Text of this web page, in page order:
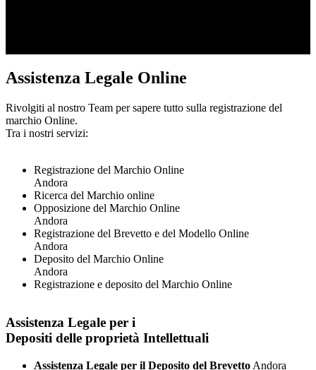
Assistenza Legale Online
Rivolgiti al nostro Team per sapere tutto sulla registrazione del
marchio Online.
Tra i nostri servizi:
Registrazione del Marchio Online
Andora
Ricerca del Marchio online
Opposizione del Marchio Online
Andora
Registrazione del Brevetto e del Modello Online
Andora
Deposito del Marchio Online
Andora
Registrazione e deposito del Marchio Online
Assistenza Legale per i
Depositi delle proprietà Intellettuali
Assistenza Legale per il Deposito del Brevetto Andora